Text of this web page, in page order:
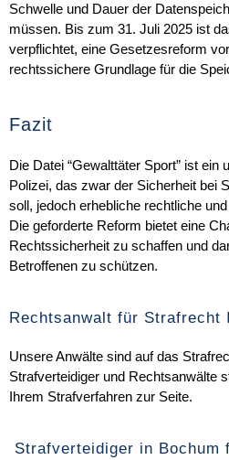
Schwelle und Dauer der
müssen. Bis zum 31. Juli 2025 ist
verpflichtet, eine Gesetzesreform
rechtssichere Grundlage für die
Fazit
Die Datei “Gewalttäter Sport” ist
Polizei, das zwar der Sicherheit bei
soll, jedoch erhebliche rechtliche
Die geforderte Reform bietet eine
Rechtssicherheit zu schaffen und
Betroffenen zu schützen.
Rechtsanwalt für Strafrecht
Unsere Anwälte sind auf das
Strafverteidiger und Rechtsanwälte
Ihrem Strafverfahren zur Seite.
Strafverteidiger in Bochum